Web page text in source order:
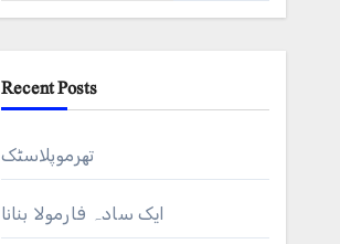
Recent Posts
تھرموپلاسٹک
ایک سادہ فارمولا بنانا